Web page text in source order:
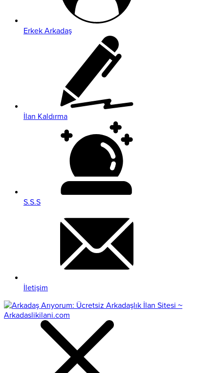
Erkek Arkadaş
İlan Kaldırma
S.S.S
İletişim